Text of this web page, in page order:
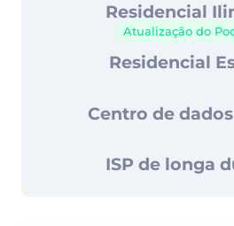
Residencial
Residencial
Atualização do
Centro de
ISP de longa